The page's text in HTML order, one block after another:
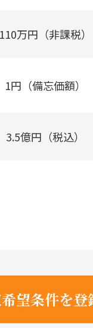
110万円（非課税）
1円（備忘価額）
3.5億円（税込）
望条件を登